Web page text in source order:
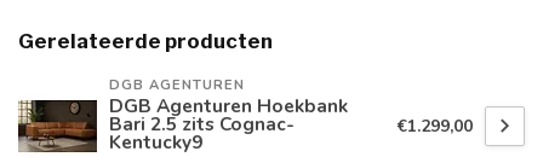
Gerelateerde producten
DGB AGENTUREN
DGB Agenturen Hoekbank
Bari 2.5 zits Cognac-
Kentucky9
€1.299,00